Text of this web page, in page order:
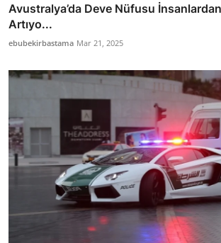
Avustralya’da Deve Nüfusu İnsanlardan
Artıyo...
ebubekirbastama Mar 21, 2025